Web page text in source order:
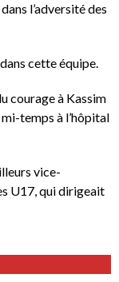
l’adversité des
cette équipe.
courage à Kassim
temps à l’hôpital
vice-
U17, qui dirigeait